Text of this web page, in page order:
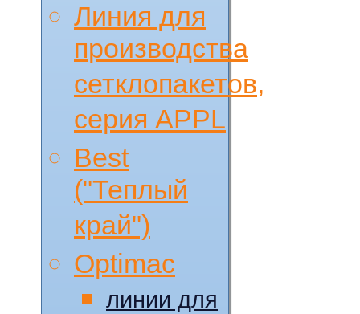
Линия для
производства
сетклопакетов,
серия APPL
Best
("Теплый
край")
Optimac
линии для